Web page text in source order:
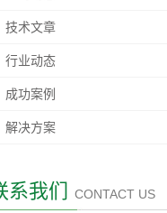
技术文章
行业动态
成功案例
解决方案
系我们 CONTACT US